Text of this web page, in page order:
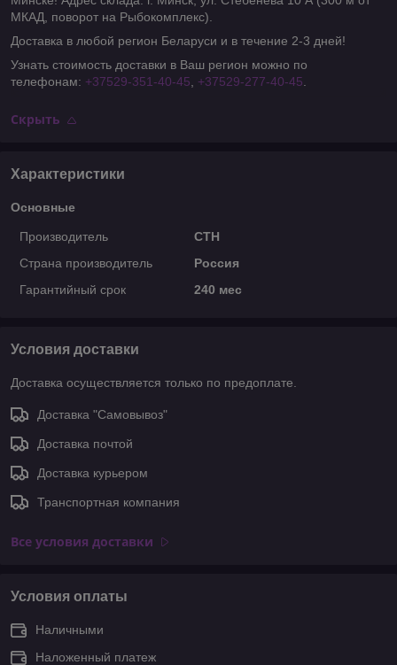
МКАД, поворот на Рыбокомплекс).
Доставка в любой регион Беларуси и в течение 2-3 дней!
Узнать стоимость доставки в Ваш регион можно по
телефонам: +37529-351-40-45, +37529-277-40-45.
Скрыть
Характеристики
Основные
Производитель
СТН
Страна производитель
Россия
Гарантийный срок
240 мес
Условия доставки
Доставка осуществляется только по предоплате.
Доставка "Самовывоз"
Доставка почтой
Доставка курьером
Транспортная компания
Все условия доставки
Условия оплаты
Наличными
Наложенный платеж